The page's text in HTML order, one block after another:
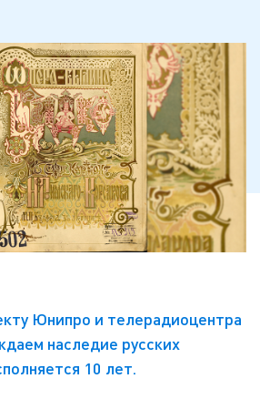
Юнипро и телерадиоцентра
наследие русских
10 лет.